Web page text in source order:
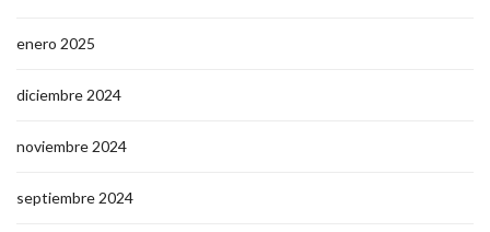
enero 2025
diciembre 2024
noviembre 2024
septiembre 2024